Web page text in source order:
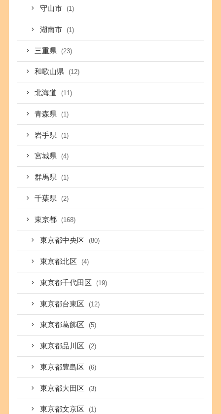
守山市 (1)
湖南市 (1)
三重県 (23)
和歌山県 (12)
北海道 (11)
青森県 (1)
岩手県 (1)
宮城県 (4)
群馬県 (1)
千葉県 (2)
東京都 (168)
東京都中央区 (80)
東京都北区 (4)
東京都千代田区 (19)
東京都台東区 (12)
東京都葛飾区 (5)
東京都品川区 (2)
東京都豊島区 (6)
東京都大田区 (3)
東京都文京区 (1)